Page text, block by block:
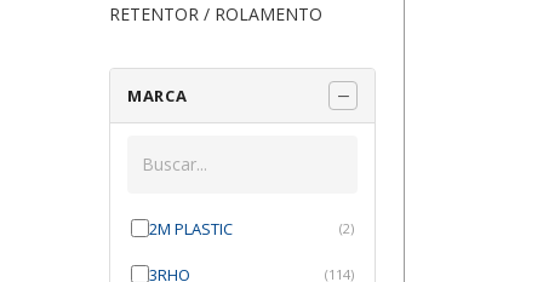
RETENTOR / ROLAMENTO
MARCA
2M PLASTIC (2)
3RHO (114)